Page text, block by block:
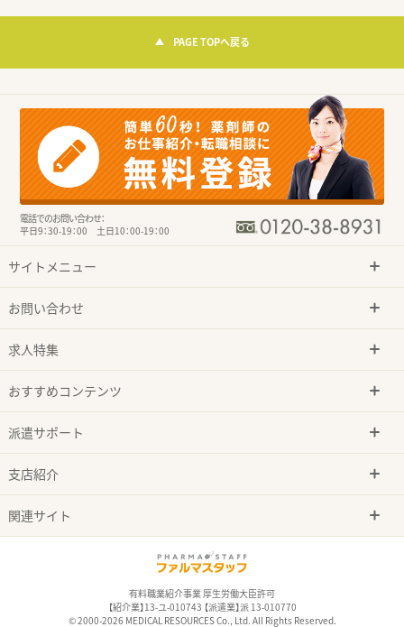
PAGE TOPへ戻る
電話でのお問い合わせ：
平日9：30-19：00 土日10：00-19：00
サイトメニュー
お問い合わせ
求人特集
おすすめコンテンツ
派遣サポート
支店紹介
関連サイト
有料職業紹介事業 厚生労働大臣許可
【紹介業】13-ユ-010743 【派遣業】派 13-010770
© 2000-2026 MEDICAL RESOURCES Co., Ltd. All Rights Reserved.